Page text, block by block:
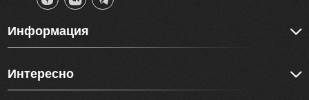
Информация
Интересно